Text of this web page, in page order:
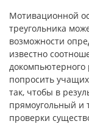
Мотивационной
треугольника
возможности
известно
попросить
так, чтобы в
прямоугольный и
проверки